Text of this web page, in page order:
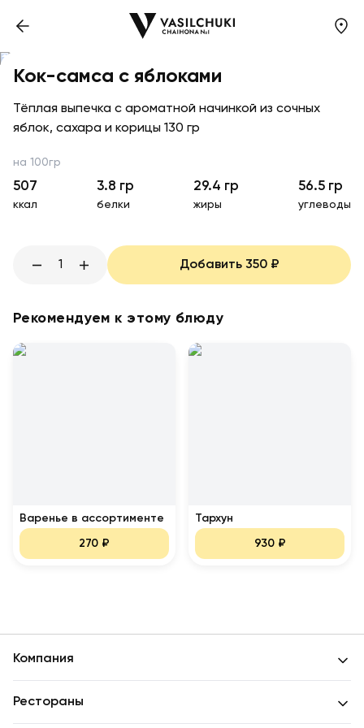
Кок-самса с яблоками
Тёплая выпечка с ароматной начинкой из сочных
яблок, сахара и корицы 130 гр
на 100гр
507
ккал
3.8 гр
белки
29.4 гр
жиры
56.5 гр
углеводы
1 Добавить 350₽
Рекомендуем к этому блюду
Варенье в ассортименте
270 ₽
Тархун
930₽
Компания
Рестораны